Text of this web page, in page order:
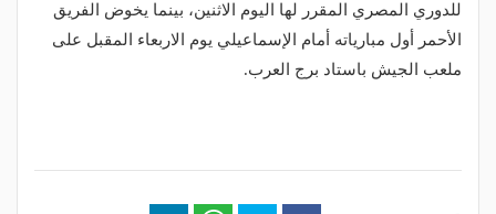
للدوري المصري المقرر لها اليوم الاثنين، بينما يخوض الفريق
الأحمر أول مبارياته أمام الإسماعيلي يوم الاربعاء المقبل على
ملعب الجيش باستاد برج العرب.